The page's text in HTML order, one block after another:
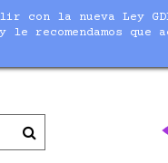
nuevaltm/public_html/
con la nueva Ley
recomendamos que